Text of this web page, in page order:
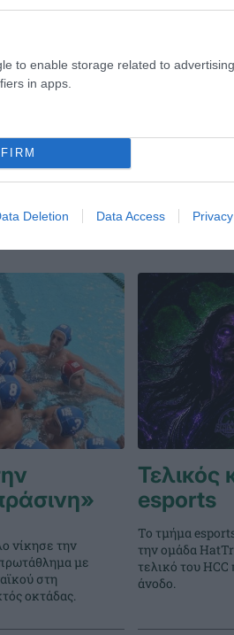
to enable storage related to
in apps.
Deletion Data Access
οι
ΓΥΝΑΙΚΩΝ
Οι ακαδημίες
έδωσαν δυνατές
νίκησε την
με
στη
οκτάδας.
Τελικός
esports
Το τμήμα
την ομάδα
τελικό του
άνοδο.